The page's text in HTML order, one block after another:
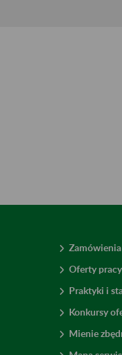
Oferty
Praktyki i
Konkursy
Mienie